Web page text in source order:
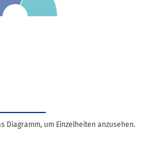
Diagramm, um Einzelheiten anzusehen.